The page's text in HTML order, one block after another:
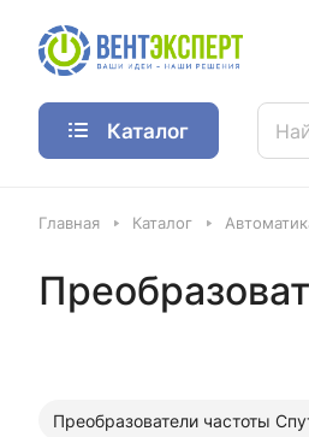
Каталог
Главная Каталог
Преобразователи частоты